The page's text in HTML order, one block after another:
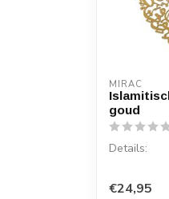
MIRAC
goud
Details:
Materiaal:
€24,95